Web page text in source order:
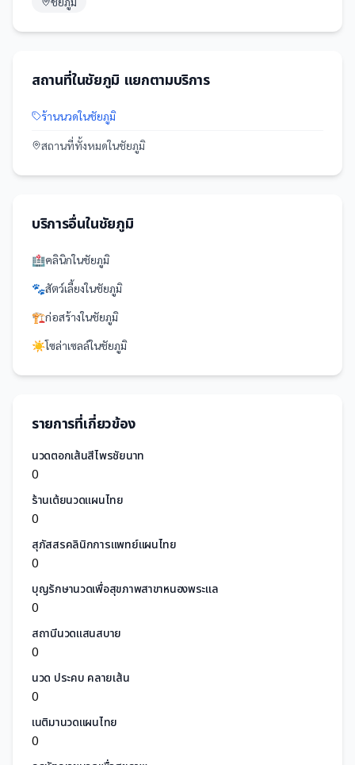
สถานที่ในชัยภูมิ แยกตามบริการ
ร้านนวดในชัยภูมิ
สถานที่ทั้งหมดในชัยภูมิ
บริการอื่นในชัยภูมิ
🏥คลินิกในชัยภูมิ
🐾สัตว์เลี้ยงในชัยภูมิ
🏗️ก่อสร้างในชัยภูมิ
☀️โซล่าเซลล์ในชัยภูมิ
รายการที่เกี่ยวข้อง
นวดตอกเส้นสีไพรชัยนาท
0
ร้านเต้ยนวดแผนไทย
0
สุภัสสรคลินิกการแพทย์แผนไทย
0
บุญรักษานวดเพื่อสุขภาพสาขาหนองพระแล
0
สถานีนวดแสนสบาย
0
นวด ประคบ คลายเส้น
0
เนติมานวดแผนไทย
0